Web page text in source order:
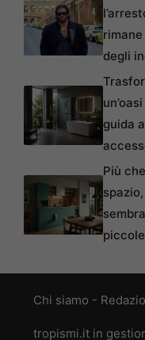
degli
guida
Più
piccole
Chi siamo -
tropismi.it in